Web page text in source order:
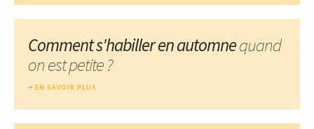
Comment s'habiller en automnequand
on est petite ?
EN SAVOIR PLUS